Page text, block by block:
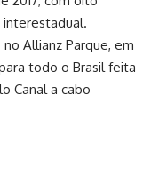
interestadual.
Allianz Parque, em
todo o Brasil feita
Canal a cabo